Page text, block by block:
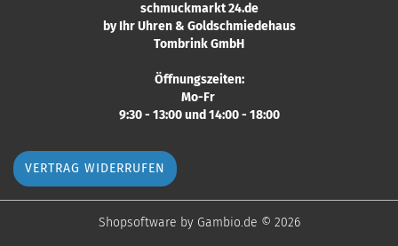
schmuckmarkt 24.de
by Ihr Uhren & Goldschmiedehaus
Tombrink GmbH
Öffnungszeiten:
Mo-Fr
9:30 - 13:00 und 14:00 - 18:00
VERTRAG WIDERRUFEN
Shopsoftware by Gambio.de © 2026